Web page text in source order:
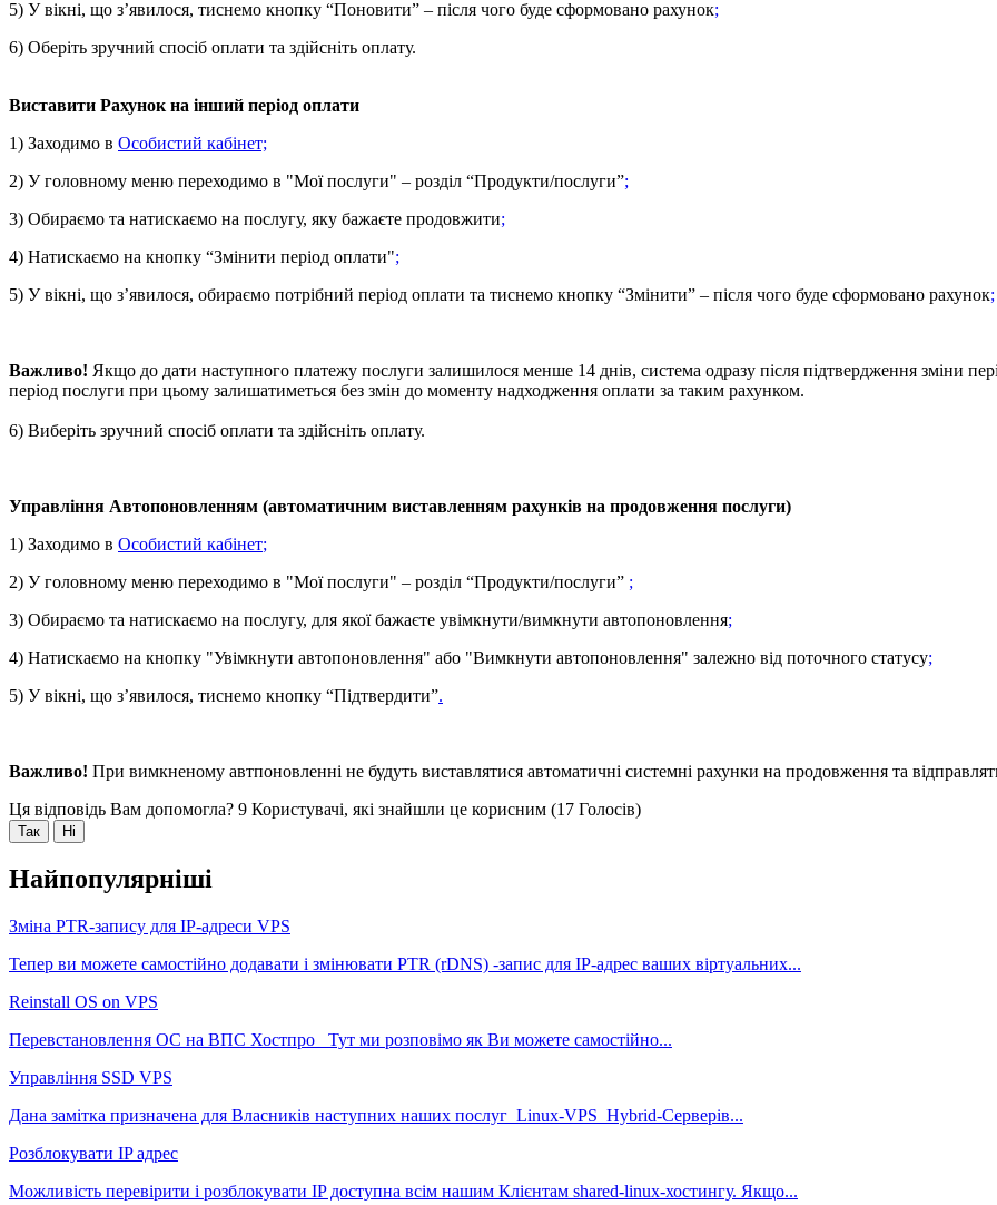
5) У вікні, що з’явилося, тиснемо кнопку “Поновити” – після чого буде сформовано рахунок;
6) Оберіть зручний спосіб оплати та здійсніть оплату.
Виставити Рахунок на інший період оплати
1) Заходимо в Особистий кабінет;
2) У головному меню переходимо в "Мої послуги" – розділ “Продукти/послуги”;
3) Обираємо та натискаємо на послугу, яку бажаєте продовжити;
4) Натискаємо на кнопку “Змінити період оплати";
5) У вікні, що з’явилося, обираємо потрібний період оплати та тиснемо кнопку “Змінити” – після чого буде сформовано рахунок;
Важливо! Якщо до дати наступного платежу послуги залишилося менше 14 днів, система одразу після підтвердження зміни
період послуги при цьому залишатиметься без змін до моменту надходження оплати за таким рахунком.
6) Виберіть зручний спосіб оплати та здійсніть оплату.
Управління Автопоновленням (автоматичним виставленням рахунків на продовження послуги)
1) Заходимо в Особистий кабінет;
2) У головному меню переходимо в "Мої послуги" – розділ “Продукти/послуги” ;
3) Обираємо та натискаємо на послугу, для якої бажаєте увімкнути/вимкнути автопоновлення;
4) Натискаємо на кнопку "Увімкнути автопоновлення" або "Вимкнути автопоновлення" залежно від поточного статусу;
5) У вікні, що з’явилося, тиснемо кнопку “Підтвердити”.
Важливо! При вимкненому автпоновленні не будуть виставлятися автоматичні системні рахунки на продовження та
Ця відповідь Вам допомогла? 9 Користувачі, які знайшли це корисним (17 Голосів)
Так Ні
Найпопулярніші
Зміна PTR-запису для IP-адреси VPS
Тепер ви можете самостійно додавати і змінювати PTR (rDNS) -запис для IP-адрес ваших віртуальних...
Reinstall OS on VPS
Перевстановлення ОС на ВПС Хостпро Тут ми розповімо як Ви можете самостійно...
Управління SSD VPS
Дана замітка призначена для Власників наступних наших послуг Linux-VPS Hybrid-Серверів...
Розблокувати IP адрес
Можливість перевірити і розблокувати IP доступна всім нашим Клієнтам shared-linux-хостингу. Якщо...